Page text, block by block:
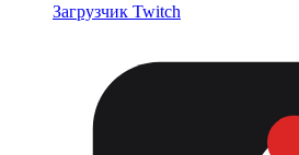
Загрузчик Twitch